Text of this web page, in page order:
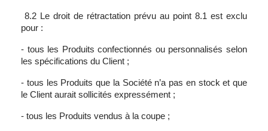
8.2 Le droit de rétractation prévu au point 8.1 est exclu
pour :
- tous les Produits confectionnés ou personnalisés selon
les spécifications du Client ;
- tous les Produits que la Société n’a pas en stock et que
le Client aurait sollicités expressément ;
- tous les Produits vendus à la coupe ;